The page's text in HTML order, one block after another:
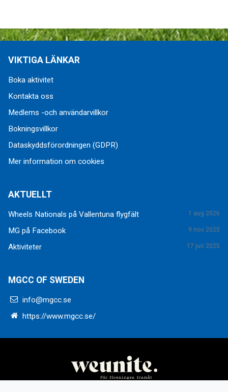
VIKTIGA LÄNKAR
Boka aktivitet
Kontakta oss
Medlems -och användarvillkor
Bokningsvillkor
Dataskyddsförordningen (GDPR)
Mer information om cookies
AKTUELLT
Wheels Nationals på Vallentuna flygfält 1 aug 2026
MG på Facebook 9 nov 2025
Aktiviteter 17 jun 2025
MGCC OF SWEDEN
info@mgcc.se
https://www.mgcc.se/